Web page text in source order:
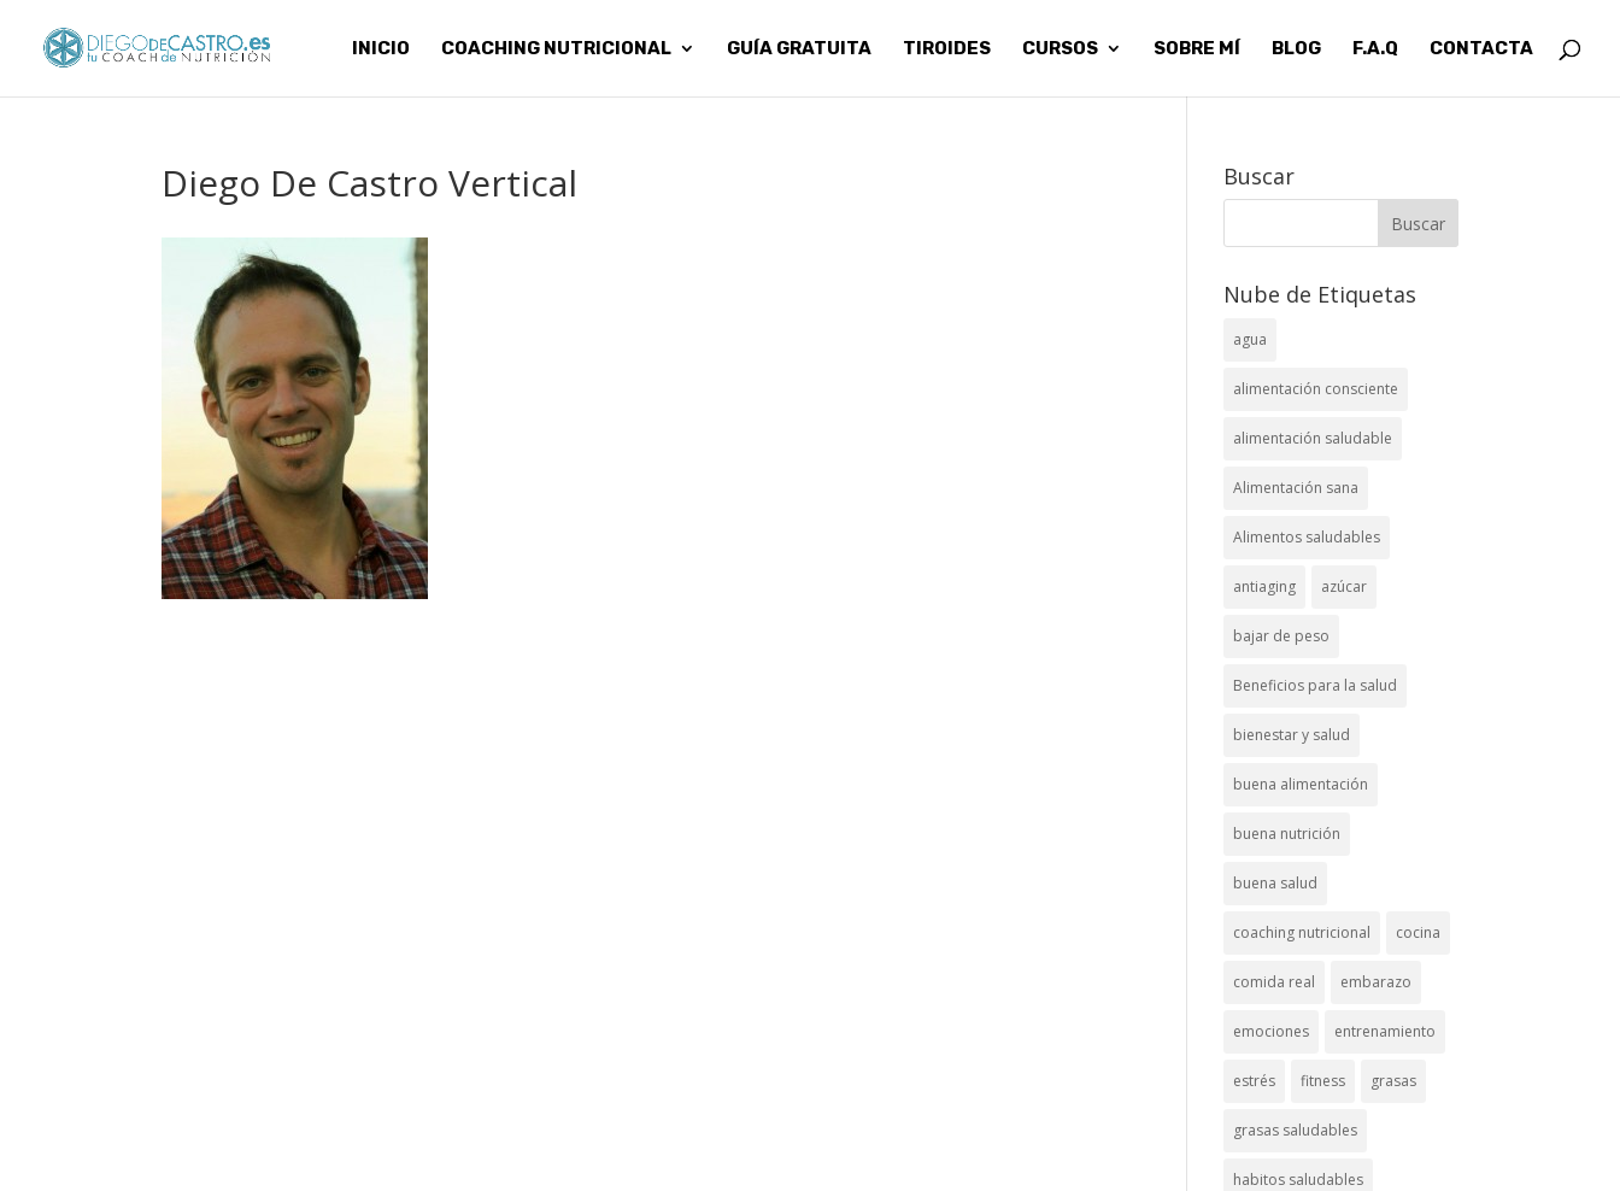
INICIO COACHING NUTRICIONAL GUÍA GRATUITA TIROIDES CURSOS SOBRE MÍ BLOG F.A.Q CONTACTA
Diego De Castro Vertical Buscar
Nube de Etiquetas
agua
alimentación consciente
alimentación saludable
Alimentación sana
Alimentos saludables
antiaging azúcar
bajar de peso
Beneficios para la salud
bienestar y salud
buena alimentación
buena nutrición
buena salud
coaching nutricional cocina
comida real embarazo
emociones entrenamiento
estrés fitness grasas
grasas saludables
habitos saludables